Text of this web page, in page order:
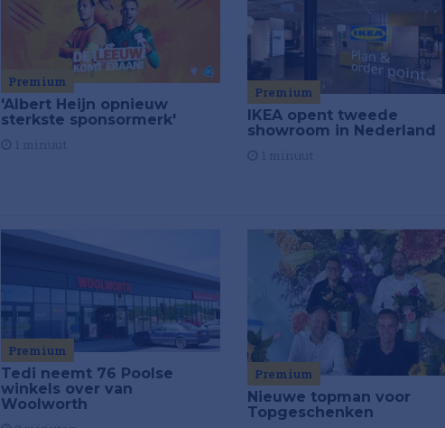
Premium
'Albert Heijn opnieuw
sterkste sponsormerk'
Premium
IKEA opent tweede
showroom in Nederland
Premium
Tedi neemt 76 Poolse
winkels over van
Woolworth
Premium
Nieuwe topman voor
Topgeschenken